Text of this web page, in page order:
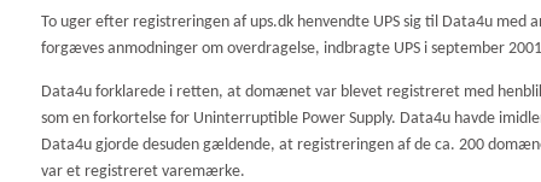
To uger efter registreringen af ups.dk henvendte UPS sig til Data4u
forgæves anmodninger om overdragelse, indbragte UPS i september
Data4u forklarede i retten, at domænet var blevet registreret med
som en forkortelse for Uninterruptible Power Supply. Data4u havde
Data4u gjorde desuden gældende, at registreringen af de ca. 200
var et registreret varemærke.